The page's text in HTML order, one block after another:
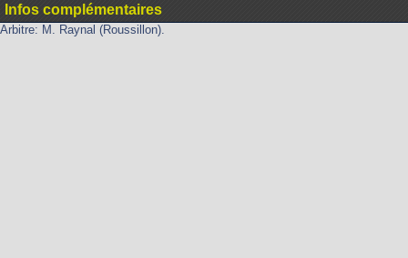
Infos complémentaires
Arbitre: M. Raynal (Roussillon).